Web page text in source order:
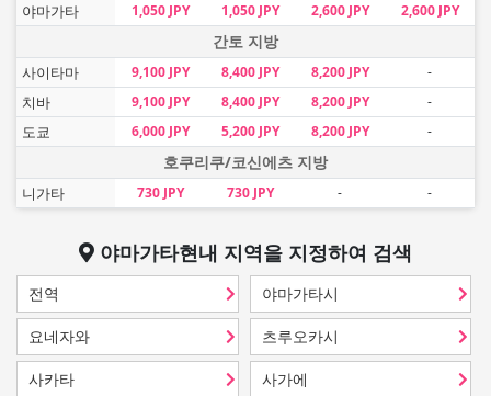
야마가타 1,050 JPY 1,050 JPY 2,600 JPY 2,600 JPY
간토 지방
사이타마 9,100 JPY 8,400 JPY 8,200 JPY -
치바 9,100 JPY 8,400 JPY 8,200 JPY -
도쿄 6,000 JPY 5,200 JPY 8,200 JPY -
호쿠리쿠/코신에츠 지방
니가타 730 JPY 730 JPY - -
야마가타현내 지역을 지정하여 검색
전역 야마가타시
요네자와 츠루오카시
사카타 사가에